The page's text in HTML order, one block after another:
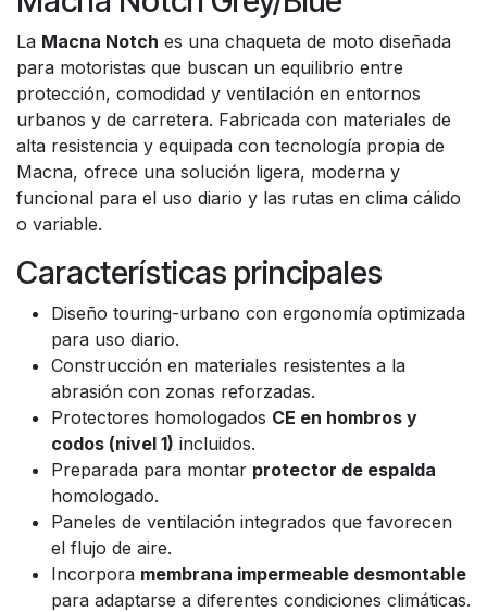
La Macna Notch es una chaqueta de moto diseñada
para motoristas que buscan un equilibrio entre
protección, comodidad y ventilación en entornos
urbanos y de carretera. Fabricada con materiales de
alta resistencia y equipada con tecnología propia de
Macna, ofrece una solución ligera, moderna y
funcional para el uso diario y las rutas en clima cálido
o variable.
Características principales
Diseño touring-urbano con ergonomía optimizada
para uso diario.
Construcción en materiales resistentes a la
abrasión con zonas reforzadas.
Protectores homologados CE en hombros y
codos (nivel 1) incluidos.
Preparada para montar protector de espalda
homologado.
Paneles de ventilación integrados que favorecen
el flujo de aire.
Incorpora membrana impermeable desmontable
para adaptarse a diferentes condiciones climáticas.